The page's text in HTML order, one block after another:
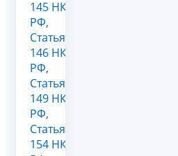
145 НК
РФ,
Статья
146 НК
РФ,
Статья
149 НК
РФ,
Статья
154 НК